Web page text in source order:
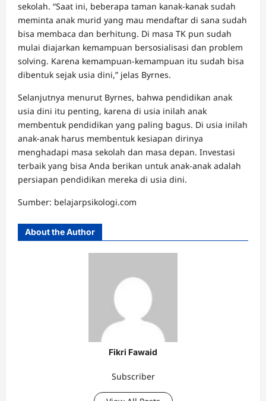
sekolah. “Saat ini, beberapa taman kanak-kanak sudah
meminta anak murid yang mau mendaftar di sana sudah
bisa membaca dan berhitung. Di masa TK pun sudah
mulai diajarkan kemampuan bersosialisasi dan problem
solving. Karena kemampuan-kemampuan itu sudah bisa
dibentuk sejak usia dini,” jelas Byrnes.
Selanjutnya menurut Byrnes, bahwa pendidikan anak
usia dini itu penting, karena di usia inilah anak
membentuk pendidikan yang paling bagus. Di usia inilah
anak-anak harus membentuk kesiapan dirinya
menghadapi masa sekolah dan masa depan. Investasi
terbaik yang bisa Anda berikan untuk anak-anak adalah
persiapan pendidikan mereka di usia dini.
Sumber: belajarpsikologi.com
About the Author
Fikri Fawaid
Subscriber